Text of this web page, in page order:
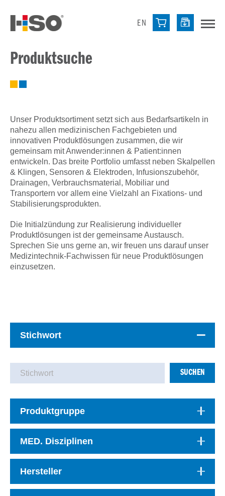
EN
Produktsuche
Unser Produktsortiment setzt sich aus Bedarfsartikeln in
nahezu allen medizinischen Fachgebieten und
innovativen Produktlösungen zusammen, die wir
gemeinsam mit Anwender:innen & Patient:innen
entwickeln. Das breite Portfolio umfasst neben Skalpellen
& Klingen, Sensoren & Elektroden, Infusionszubehör,
Drainagen, Verbrauchsmaterial, Mobiliar und
Transportern vor allem eine Vielzahl an Fixations- und
Stabilisierungsprodukten.
Die Initialzündung zur Realisierung individueller
Produktlösungen ist der gemeinsame Austausch.
Sprechen Sie uns gerne an, wir freuen uns darauf unser
Medizintechnik-Fachwissen für neue Produktlösungen
einzusetzen.
Stichwort
SUCHEN
Produktgruppe
MED. Disziplinen
Hersteller